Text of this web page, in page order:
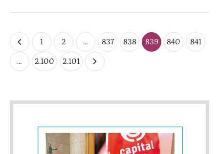
1 2 … 837 838 839 840 841
… 2.100 2.101